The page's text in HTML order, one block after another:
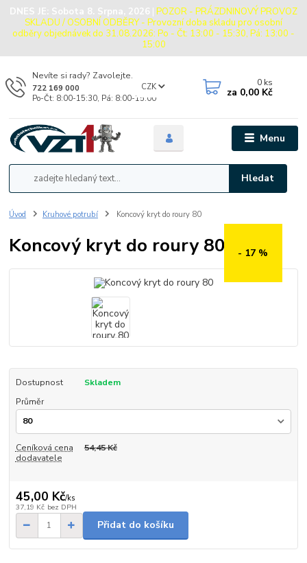
DNES JE: Sobota 8. Srpna, 2026 | POZOR - PRÁZDNINOVÝ PROVOZ
SKLADU / OSOBNÍ ODBĚRY - Provozní doba skladu pro osobní
odběry objednávek do 31.08.2026: Po - Čt: 13:00 - 15:30, Pá: 13:00 -
15:00
Menu
CZK
Hledat
Nevíte si rady? Zavolejte.
722 169 000
Po-Čt: 8:00-15:30, Pá: 8:00-15:00
0 ks
za 0,00 Kč
Úvod Kruhové potrubí Koncový kryt do roury 80
Koncový kryt do roury 80 - 17 %
Dostupnost
Skladem
Průměr
Ceníková cena
dodavatele
54,45 Kč
45,00 Kč/ks
37,19 Kč bez DPH
Přidat do košíku